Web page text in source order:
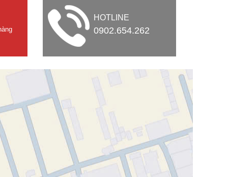
HOTLINE
0902.654.262